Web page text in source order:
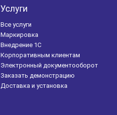
Услуги
Все услуги
Маркировка
Внедрение 1С
Корпоративным клиентам
Электронный документооборот
Заказать демонстрацию
Доставка и установка